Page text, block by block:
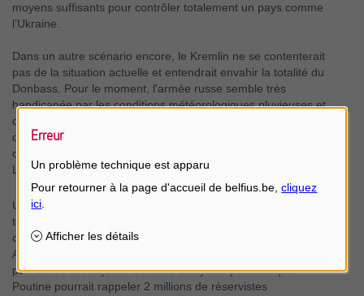
moyens suffisants pour contrôler totalement un pays comme
l’Ukraine.
Dans un autre scénario encore, le Kremlin ne se contenterait
pas de la situation actuelle et entendrait envahir la totalité du
Donbass. Pour le moment, l'armée russe semble très
handicapée par les conditions météorologiques pluvieuses et
défavorables, un problème qui sera résolu en été. Cela
donnerait aussi à la Russie plus de temps pour acheminer plus
de moyens. Le ministre russe des Affaires étrangères, Sergei
Lavrov, a déjà laissé entendre que cette possibilité existe.
Une dernière option serait que Poutine aille au-delà du pont
terrestre dans le sud et les provinces de l’est et entende
conquérir tout le territoire à l’est du Dnjepr, y compris Odessa.
Actuellement, les troupes semblent insuffisantes pour
poursuivre cet objectif. Certains analystes pensent que
Poutine pourrait rappeler 2 millions de réservistes
Erreur
Un problème technique est apparu